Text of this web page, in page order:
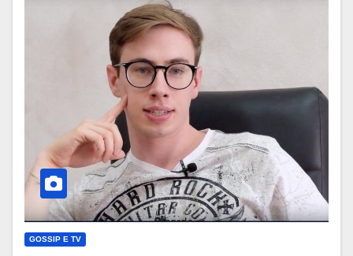
GOSSIP E TV